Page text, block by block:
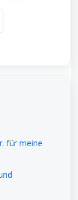
für meine